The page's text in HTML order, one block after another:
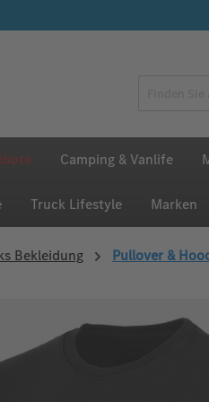
Camping & Vanlife
Truck Lifestyle Marken
Bekleidung Pullover &